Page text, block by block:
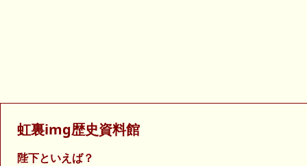
虹裏img歴史資料館
陛下といえば？